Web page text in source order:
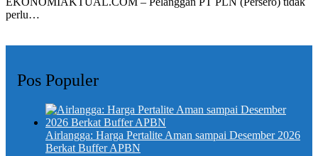
perlu…
Pos Populer
Airlangga: Harga Pertalite Aman sampai Desember 2026
Berkat Buffer APBN